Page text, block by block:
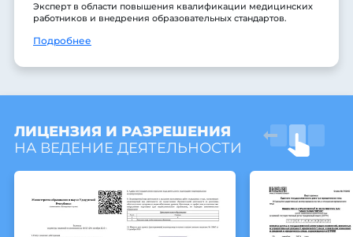
Эксперт в области повышения квалификации медицинских
работников и внедрения образовательных стандартов.
Подробнее
ЛИЦЕНЗИЯ И РАЗРЕШЕНИЯ
НА ВЕДЕНИЕ ДЕЯТЕЛЬНОСТИ